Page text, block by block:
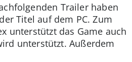
Trailer haben
Titel auf dem PC. Zum
unterstützt das Game auch
unterstützt. Außerdem